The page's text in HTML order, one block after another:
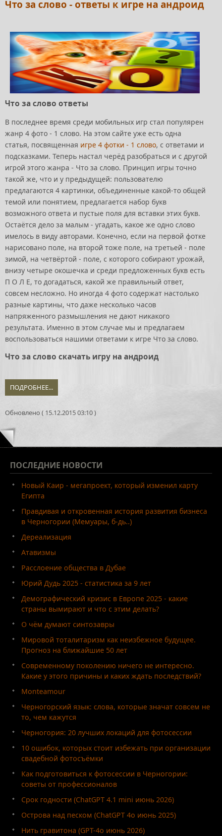
Что за слово - ответы к игре на андроид
Что за слово ответы
В последнее время среди мобильных игр стал популярен
жанр 4 фото - 1 слово. На этом сайте уже есть одна
статья, посвященная игре 4 фотки - 1 слово, с ответами и
подсказками. Теперь настал черёд разобраться и с другой
игрой этого жанра - Что за слово. Принцип игры точно
такой же, что и у предыдущей: пользователю
предлагаются 4 картинки, объединенные какой-то общей
темой или понятием, предлагается набор букв
возможного ответа и пустые поля для вставки этих букв.
Остаётся дело за малым - угадать, какое же одно слово
имелось в виду авторами. Конечно, если на первой фотке
нарисовано поле, на второй тоже поле, на третьей - поле
зимой, на четвёртой - поле, с которого собирают урожай,
внизу четыре окошечка и среди предложенных букв есть
П О Л Е, то догадаться, какой же правильный ответ,
совсем несложно. Но иногда 4 фото содержат настолько
разные картины, что даже несколько часов
напряженного размышления не дают никакого
результата. Именно в этом случае мы и предлагаем
воспользоваться нашими ответами к игре Что за слово.
Что за слово скачать игру на андроид
ПОДРОБНЕЕ...
Обновлено ( 15.12.2015 03:10 )
ПОСЛЕДНИЕ НОВОСТИ
Новый Каир - мегапроект, который изменил карту
Египта
Правдивая и откровенная история развития бизнеса
в Черногории (Мемуары, б-дь..)
Дереализация
Атавизмы
Расслоение общества в Дубае
Юрий Дудь 2025 - статистика за 9 лет
Демографический кризис в Европе 2025 - какие
страны вымирают и что с этим делать?
О чём думают синтозавры
Мировой тоталитаризм как неизбежное будущее.
Прогноз на ближайшие 50 лет
Современному поколению ничего не интересно.
Какие у этого причины и каких ждать последствий?
Monteamour
Черногорский язык: слова, которые значат совсем не
то, чем кажутся
Черногория: 20 лучших локаций для фотосессии
10 ошибок, которых стоит избежать при организации
свадебной фотосъёмки
Как подготовиться к фотосессии в Черногории:
советы от профессионалов
Срок годности (ChatGPT 4.1 mini июнь 2026)
Острова над песком (ChatGPT 4o июнь 2025)
Нить гравитона (GPT-4o июнь 2026)